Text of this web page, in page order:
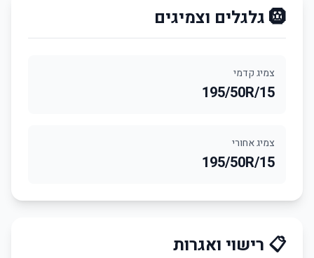
🛞 גלגלים וצמיגים
צמיג קדמי
195/50R/15
צמיג אחורי
195/50R/15
📋 רישוי ואגרות